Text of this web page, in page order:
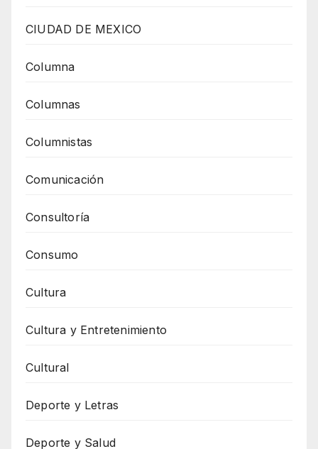
CIUDAD DE MEXICO
Columna
Columnas
Columnistas
Comunicación
Consultoría
Consumo
Cultura
Cultura y Entretenimiento
Cultural
Deporte y Letras
Deporte y Salud